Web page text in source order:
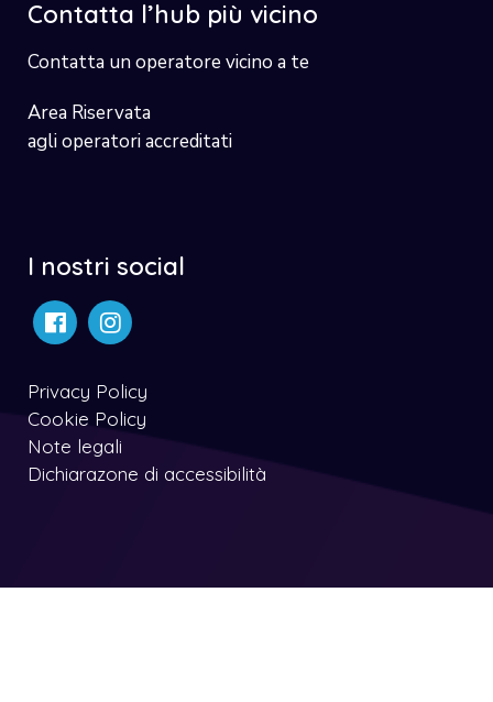
Contatta l’hub più vicino
Contatta un operatore vicino a te
Area Riservata
agli operatori accreditati
I nostri social
Privacy Policy
Cookie Policy
Note legali
Dichiarazone di accessibilità